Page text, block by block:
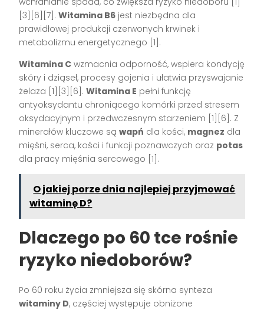
[3][6][7].Witamina B6 jest niezbędna dla
prawidłowej produkcji czerwonych krwinek i
metabolizmu energetycznego [1].
Witamina C wzmacnia odporność, wspiera kondycję
skóry i dziąseł, procesy gojenia i ułatwia przyswajanie
żelaza [1][3][6].Witamina E pełni funkcję
antyoksydantu chroniącego komórki przed stresem
oksydacyjnym i przedwczesnym starzeniem [1][6]. Z
minerałów kluczowe sąwapń dla kości, magnez dla
mięśni, serca, kości i funkcji poznawczych oraz potas
dla pracy mięśnia sercowego [1].
O jakiej porze dnia najlepiej przyjmować
witaminę D?
Dlaczego po 60 tce rośnie
ryzyko niedoborów?
Po 60 roku życia zmniejsza się skórna synteza
witaminy D, częściej występuje obniżone